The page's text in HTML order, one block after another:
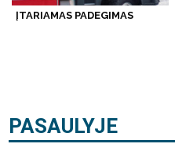
ĮTARIAMAS PADEGIMAS
PASAULYJE